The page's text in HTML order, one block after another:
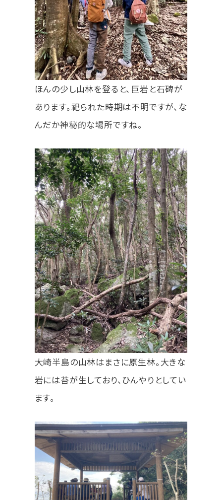
ほんの少し山林を登ると、巨岩と石碑が
あります。祀られた時期は不明ですが、な
んだか神秘的な場所ですね。
大崎半島の山林はまさに原生林。大きな
岩には苔が生しており、ひんやりとしてい
ます。